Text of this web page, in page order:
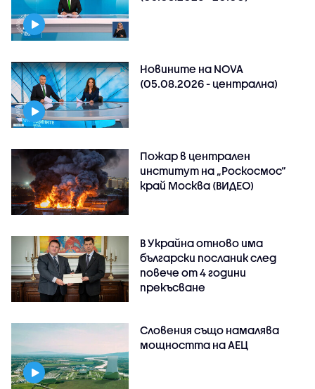
Новините на NOVA
(05.08.2026 - централна)
Пожар в централен
институт на „Роскосмос“
край Москва (ВИДЕО)
В Украйна отново има
български посланик след
повече от 4 години
прекъсване
Словения също намалява
мощността на АЕЦ